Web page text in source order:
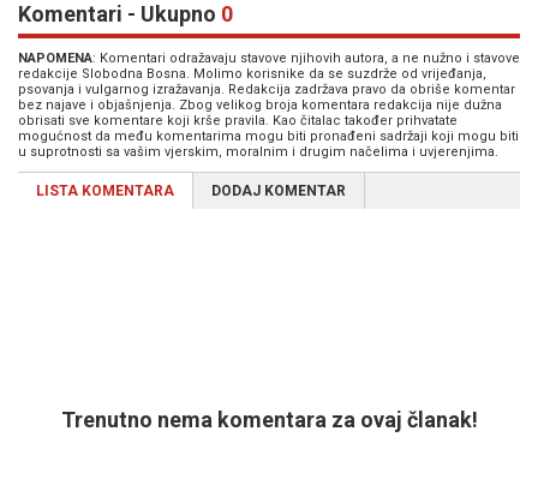
Komentari - Ukupno 0
NAPOMENA: Komentari odražavaju stavove njihovih autora, a ne nužno i stavove
redakcije Slobodna Bosna. Molimo korisnike da se suzdrže od vrijeđanja,
psovanja i vulgarnog izražavanja. Redakcija zadržava pravo da obriše komentar
bez najave i objašnjenja. Zbog velikog broja komentara redakcija nije dužna
obrisati sve komentare koji krše pravila. Kao čitalac također prihvatate
mogućnost da među komentarima mogu biti pronađeni sadržaji koji mogu biti
u suprotnosti sa vašim vjerskim, moralnim i drugim načelima i uvjerenjima.
LISTA KOMENTARA DODAJ KOMENTAR
Trenutno nema komentara za ovaj članak!